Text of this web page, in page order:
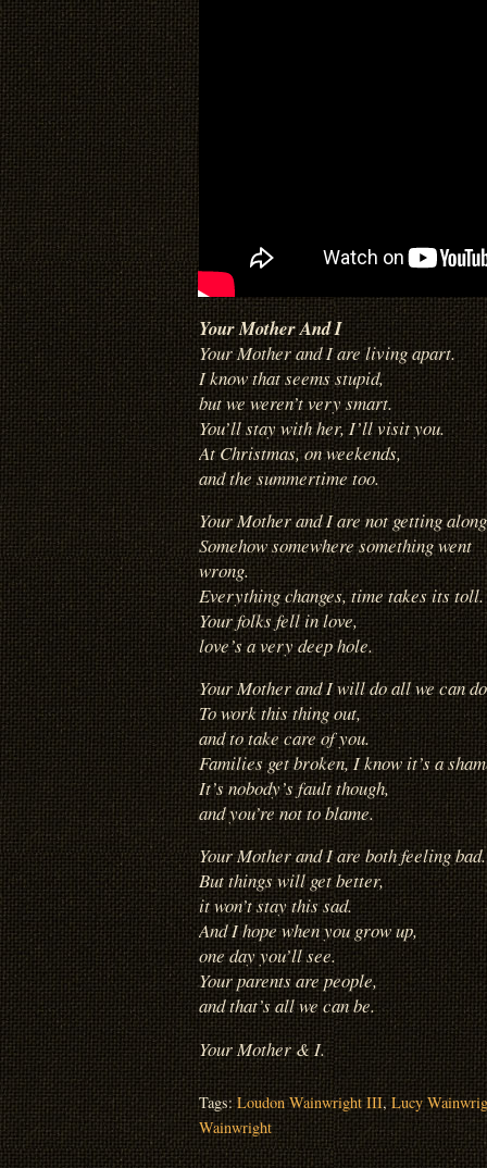
Your Mother And I
Your Mother and I are living apart.
I know that seems stupid,
but we weren’t very smart.
You’ll stay with her, I’ll visit you.
At Christmas, on weekends,
and the summertime too.
Your Mother and I are not getting
Somehow somewhere something went
wrong.
Everything changes, time takes its toll.
Your folks fell in love,
love’s a very deep hole.
Your Mother and I will do all we can
To work this thing out,
and to take care of you.
Families get broken, I know it’s a
It’s nobody’s fault though,
and you’re not to blame.
Your Mother and I are both feeling bad.
But things will get better,
it won’t stay this sad.
And I hope when you grow up,
one day you’ll see.
Your parents are people,
and that’s all we can be.
Your Mother & I.
Tags:Loudon Wainwright III, Lucy
Wainwright